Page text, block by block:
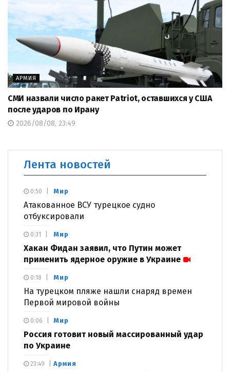
АРМИЯ
СМИ назвали число ракет Patriot, оставшихся у США
после ударов по Ирану
2026/08/08, 23:49
Лента новостей
Мир
Атакованное ВСУ турецкое судно
отбуксировали
0:50
Мир
Хакан Фидан заявил, что Путин может
применить ядерное оружие в Украине
0:31
Мир
На турецком пляже нашли снаряд времен
Первой мировой войны
0:18
Мир
Россия готовит новый массированный удар
по Украине
0:06
Армия
23:49